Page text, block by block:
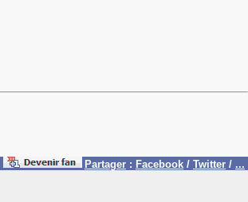
Partager : Facebook / Twitter / ...